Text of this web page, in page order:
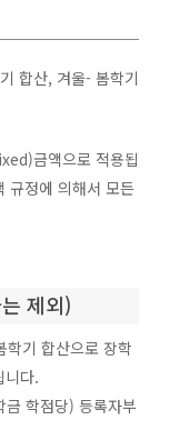
합산, 겨울- 봄학기
금액으로 적용됩
정에 의해서 모든
제외)
기 합산으로 장학
니다.
학점당) 등록자부